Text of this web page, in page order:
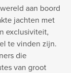
aan boord
jachten met
exclusiviteit,
te vinden zijn.
die
van groot